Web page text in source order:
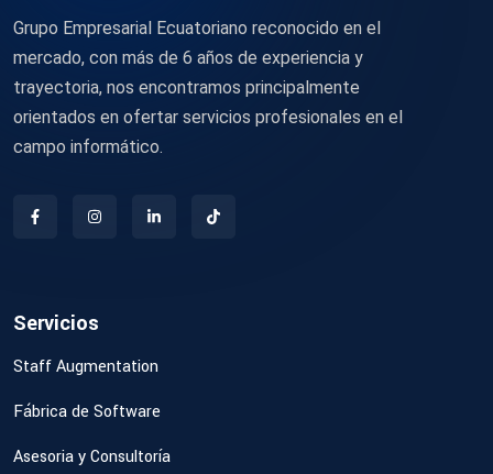
Grupo Empresarial Ecuatoriano reconocido en el
mercado, con más de 6 años de experiencia y
trayectoria, nos encontramos principalmente
orientados en ofertar servicios profesionales en el
campo informático.
Servicios
Staff Augmentation
Fábrica de Software
Asesoria y Consultoría